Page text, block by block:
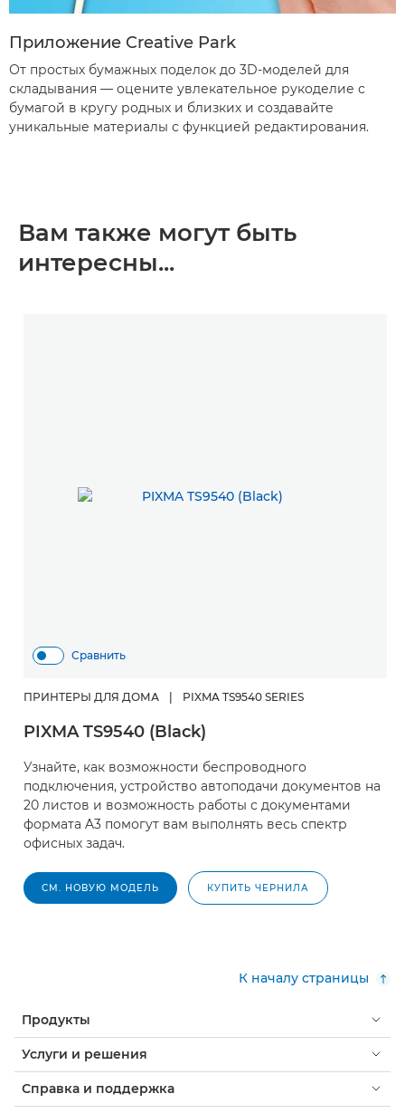
Приложение Creative Park
От простых бумажных поделок до 3D-моделей для
складывания — оцените увлекательное рукоделие с
бумагой в кругу родных и близких и создавайте
уникальные материалы с функцией редактирования.
Вам также могут быть
интересны...
Сравнить
ПРИНТЕРЫ ДЛЯ ДОМА PIXMA TS9540 SERIES
PIXMA TS9540 (Black)
Узнайте, как возможности беспроводного
подключения, устройство автоподачи документов на
20 листов и возможность работы с документами
формата A3 помогут вам выполнять весь спектр
офисных задач.
СМ. НОВУЮ МОДЕЛЬ КУПИТЬ ЧЕРНИЛА
К началу страницы
Продукты
Услуги и решения
Справка и поддержка